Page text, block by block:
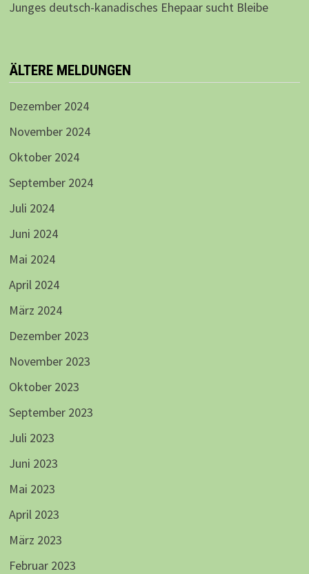
Junges deutsch-kanadisches Ehepaar sucht Bleibe
ÄLTERE MELDUNGEN
Dezember 2024
November 2024
Oktober 2024
September 2024
Juli 2024
Juni 2024
Mai 2024
April 2024
März 2024
Dezember 2023
November 2023
Oktober 2023
September 2023
Juli 2023
Juni 2023
Mai 2023
April 2023
März 2023
Februar 2023